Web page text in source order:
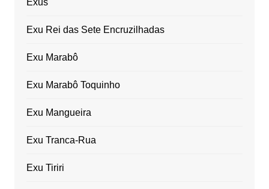
Exu Rei das Sete Encruzilhadas
Exu Marabô
Exu Marabô Toquinho
Exu Mangueira
Exu Tranca-Rua
Exu Tiriri